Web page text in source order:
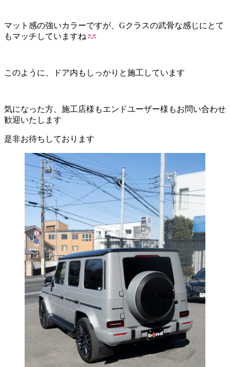
マット感の強いカラーですが、Gクラスの武骨な感じにとて
もマッチしていますね
このように、ドア内もしっかりと施工しています
気になった方、施工店様もエンドユーザー様もお問い合わせ
歓迎いたします
是非お待ちしております